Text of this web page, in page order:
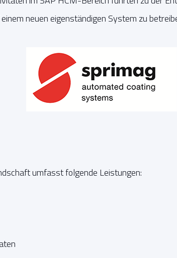
neuen eigenständigen System zu
umfasst folgende Leistungen: